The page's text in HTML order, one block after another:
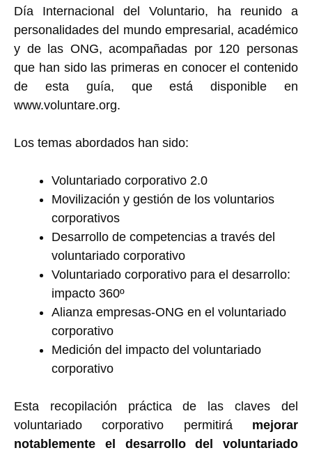
Día Internacional del Voluntario, ha reunido a
personalidades del mundo empresarial, académico
y de las ONG, acompañadas por 120 personas
que han sido las primeras en conocer el contenido
de esta guía, que está disponible en
www.voluntare.org.
Los temas abordados han sido:
Voluntariado corporativo 2.0
Movilización y gestión de los voluntarios
corporativos
Desarrollo de competencias a través del
voluntariado corporativo
Voluntariado corporativo para el desarrollo:
impacto 360º
Alianza empresas-ONG en el voluntariado
corporativo
Medición del impacto del voluntariado
corporativo
Esta recopilación práctica de las claves del
voluntariado corporativo permitirá mejorar
notablemente el desarrollo del voluntariado